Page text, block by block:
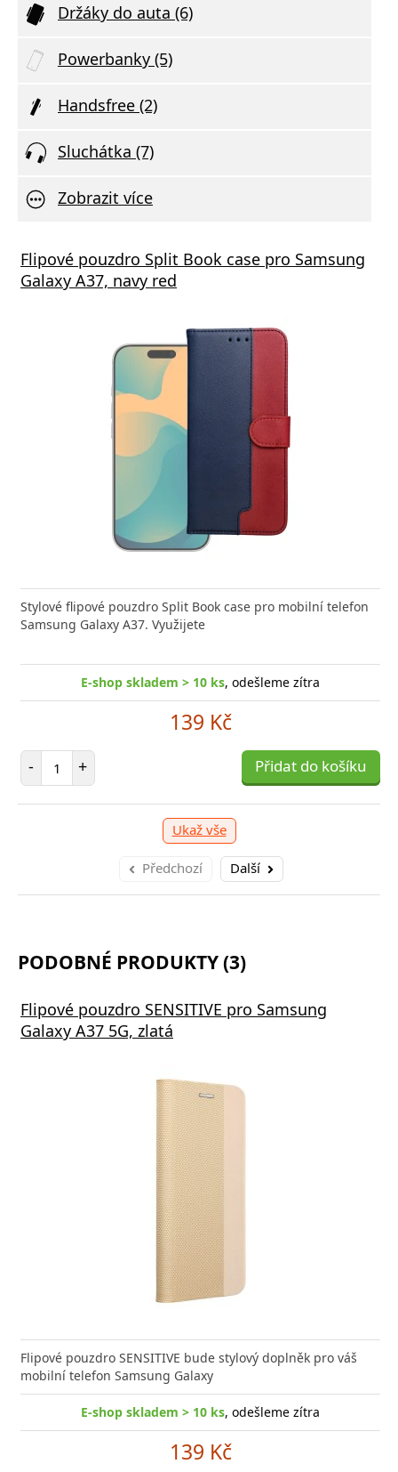
Držáky do auta (6)
Powerbanky (5)
Handsfree (2)
Sluchátka (7)
Zobrazit více
Flipové pouzdro Split Book case pro Samsung
Galaxy A37, navy red
Stylové flipové pouzdro Split Book case pro mobilní telefon
Samsung Galaxy A37. Využijete
E-shop skladem > 10 ks, odešleme zítra
139 Kč
- Počet položek
+ Přidat do košíku
Ukaž vše
Předchozí Další
PODOBNÉ PRODUKTY (3)
Flipové pouzdro SENSITIVE pro Samsung
Galaxy A37 5G, zlatá
Flipové pouzdro SENSITIVE bude stylový doplněk pro váš
mobilní telefon Samsung Galaxy
E-shop skladem > 10 ks, odešleme zítra
139 Kč